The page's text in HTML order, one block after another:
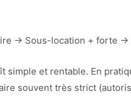
→ Sous-location + forte →
simple et rentable. En
souvent très strict